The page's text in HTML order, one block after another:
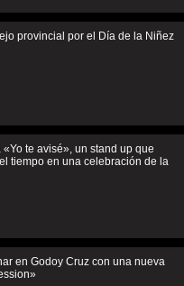
provincial por el Día de la Niñez
te avisé», un stand up que
tiempo en una celebración de la
en Godoy Cruz con una nueva